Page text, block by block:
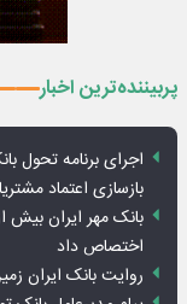
پربیننده‌ترین اخبار
اجرای برنامه تحول
بازسازی اعتماد
اختصاص داد
روایت بانک ایران